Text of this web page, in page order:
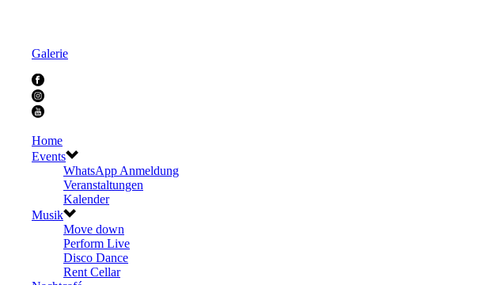
Galerie
Home
Events
WhatsApp Anmeldung
Veranstaltungen
Kalender
Musik
Move down
Perform Live
Disco Dance
Rent Cellar